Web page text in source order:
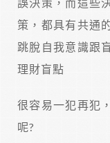
策，都具有共通
跳脫自我意識跟
理財盲點
很容易一犯再犯
呢?